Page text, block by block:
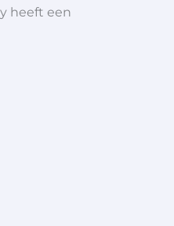
heeft een